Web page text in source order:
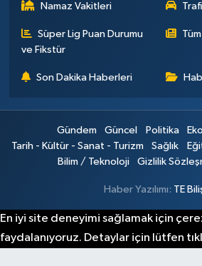
Namaz Vakitleri
Süper Lig Puan Durumu
ve Fikstür
Son Dakika Haberleri
Gündem Güncel Politika
Tarih - Kültür - Sanat - Turizm
Sağlık
Bilim / Teknoloji
Gizlilik
Haber Yazılımı: TE
En iyi site deneyimi sağlamak için
faydalanıyoruz. Detaylar için lütfen